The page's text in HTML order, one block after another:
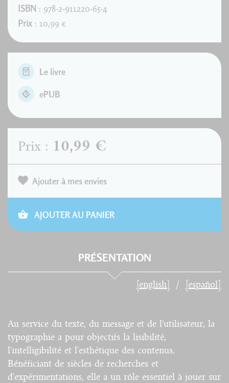
ISBN : 978-2-911220-65-4
Prix : 10,99 €
Le livre
ePUB
Prix : 10,99 €
Ajouter à mes envies
AJOUTER AU PANIER
PRÉSENTATION
[english] [español]
Au service du texte, du message et de l'utilisateur, la
typographie a pour objectifs la lisibilité,
l'intelligibilité et l'esthétique des contenus.
Bénéficiant de siècles de recherches et
d'expérimentations, elle a un rôle essentiel à jouer sur